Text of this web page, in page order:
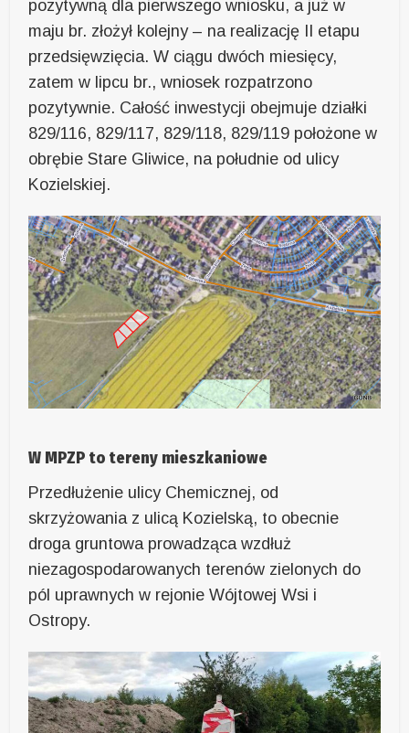
pozytywną dla pierwszego wniosku, a już w
maju br. złożył kolejny – na realizację II etapu
przedsięwzięcia. W ciągu dwóch miesięcy,
zatem w lipcu br., wniosek rozpatrzono
pozytywnie. Całość inwestycji obejmuje działki
829/116, 829/117, 829/118, 829/119 położone w
obrębie Stare Gliwice, na południe od ulicy
Kozielskiej.
W MPZP to tereny mieszkaniowe
Przedłużenie ulicy Chemicznej, od
skrzyżowania z ulicą Kozielską, to obecnie
droga gruntowa prowadząca wzdłuż
niezagospodarowanych terenów zielonych do
pól uprawnych w rejonie Wójtowej Wsi i
Ostropy.